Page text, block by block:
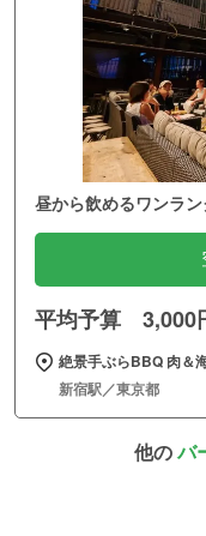
昼から飲めるワンラ
平均予算 3,000
絶景手ぶらBBQ 肉＆
新宿駅／東京都
他のバ